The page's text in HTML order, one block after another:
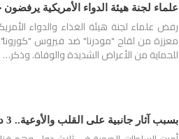
علماء لجنة هيئة الدواء الأمريكية
رفض علماء لجنة هيئة الغذاء والدواء
معززة من لقاح "مودرنا" ضد فيروس "كورونا".
للحماية من الأعراض الشديدة والوفاة. وذكر…
بسبب آثار جانبية على القلب والأوعية.. 3 دول توقف استخدام لقاح مودرنا للشباب الذكور